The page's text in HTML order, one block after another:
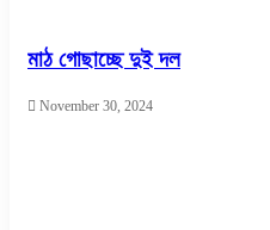
মাঠ গোছাচ্ছে দুই দল
November 30, 2024